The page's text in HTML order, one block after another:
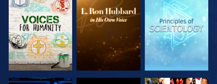
VERKEN DE
SERIE
VERKEN DE
SERIE
VERKEN DE
SERIE